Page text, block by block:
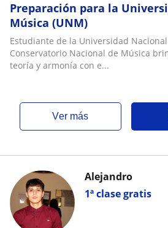
Preparación para la
Música (UNM)
Estudiante de la Universidad
Conservatorio Nacional de Música
teoría y armonía con e...
ver más
1ª clase gratis
Alejandro